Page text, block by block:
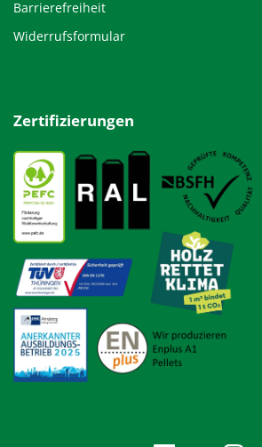
Barrierefreiheit
Widerrufsformular
Zertifizierungen